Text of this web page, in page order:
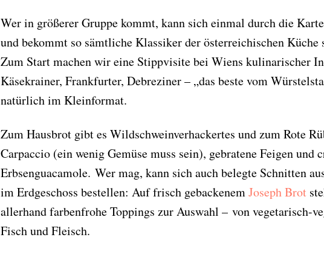
Wer in größerer Gruppe kommt, kann sich einmal durch die
und bekommt so sämtliche Klassiker der österreichischen Küche
Zum Start machen wir eine Stippvisite bei Wiens kulinarischer
Käsekrainer, Frankfurter, Debreziner – „das beste vom
natürlich im Kleinformat.
Zum Hausbrot gibt es Wildschweinverhackertes und zum Rote
Carpaccio (ein wenig Gemüse muss sein), gebratene Feigen und
Erbsenguacamole. Wer mag, kann sich auch belegte Schnitten
im Erdgeschoss bestellen: Auf frisch gebackenemJoseph Brot
allerhand farbenfrohe Toppings zur Auswahl – von vegetarisch-
Fisch und Fleisch.